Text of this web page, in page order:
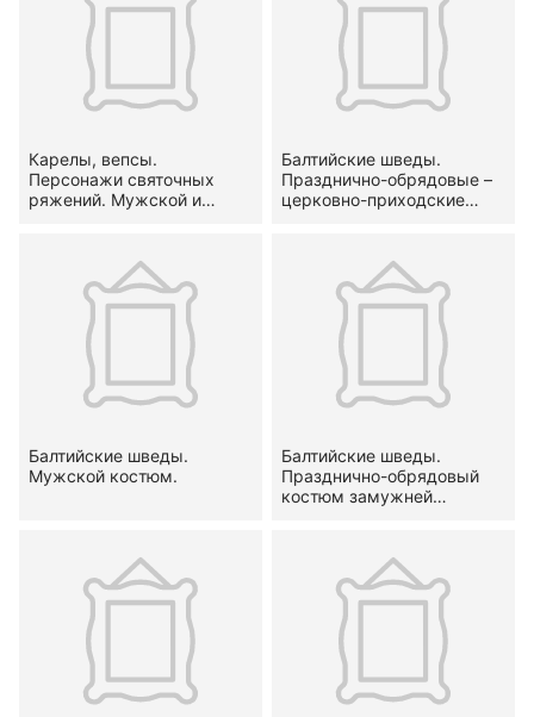
Карелы, вепсы.
Персонажи святочных
ряжений. Мужской и
Балтийские шведы.
Празднично-обрядовые –
церковно-приходские
Балтийские шведы.
Мужской костюм.
Балтийские шведы.
Празднично-обрядовый
костюм замужней